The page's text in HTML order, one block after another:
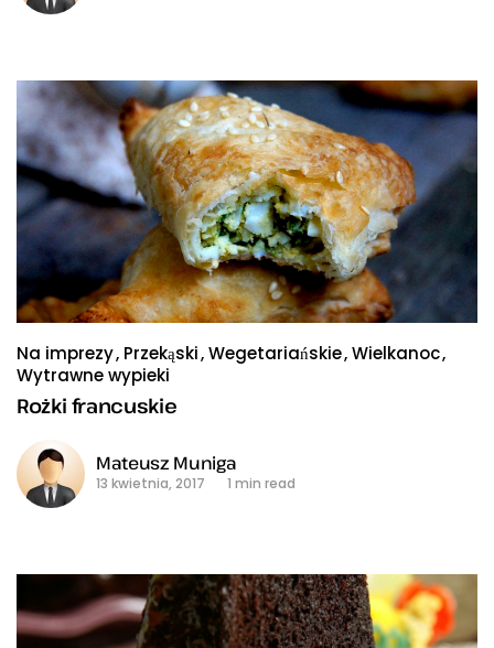
Na imprezy Przekąski Wegetariańskie Wielkanoc
Wytrawne wypieki
Rożki francuskie
Mateusz Muniga
13 kwietnia, 2017 1 min read